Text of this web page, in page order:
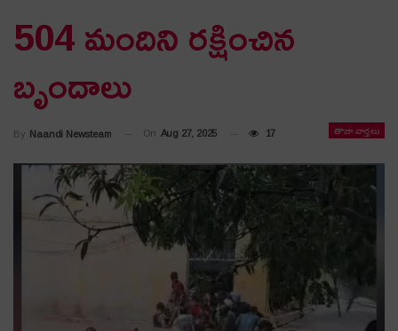
504 మందిని రక్షించిన
బృందాలు
తాజా వార్తలు
By Naandi Newsteam On Aug 27, 2025 17